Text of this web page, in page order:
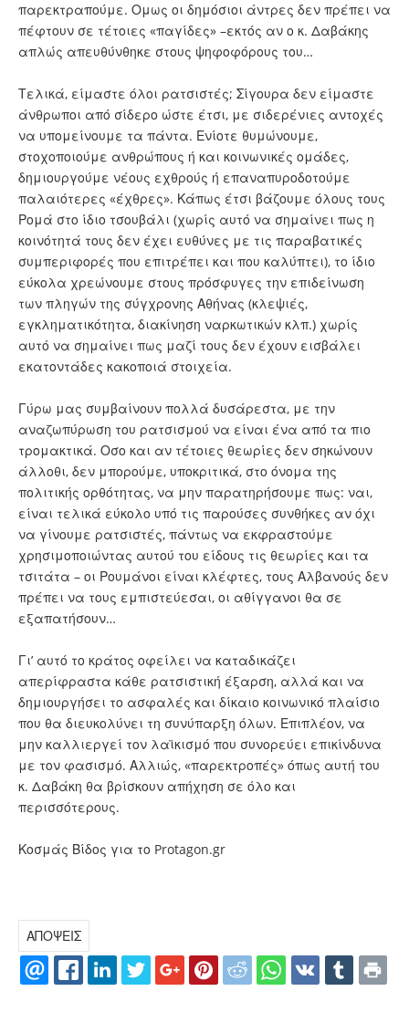
παρεκτραπούμε. Ομως οι δημόσιοι άντρες δεν πρέπει να
πέφτουν σε τέτοιες «παγίδες» –εκτός αν ο κ. Δαβάκης
απλώς απευθύνθηκε στους ψηφοφόρους του…
Τελικά, είμαστε όλοι ρατσιστές; Σίγουρα δεν είμαστε
άνθρωποι από σίδερο ώστε έτσι, με σιδερένιες αντοχές
να υπομείνουμε τα πάντα. Ενίοτε θυμώνουμε,
στοχοποιούμε ανθρώπους ή και κοινωνικές ομάδες,
δημιουργούμε νέους εχθρούς ή επαναπυροδοτούμε
παλαιότερες «έχθρες». Κάπως έτσι βάζουμε όλους τους
Ρομά στο ίδιο τσουβάλι (χωρίς αυτό να σημαίνει πως η
κοινότητά τους δεν έχει ευθύνες με τις παραβατικές
συμπεριφορές που επιτρέπει και που καλύπτει), το ίδιο
εύκολα χρεώνουμε στους πρόσφυγες την επιδείνωση
των πληγών της σύγχρονης Αθήνας (κλεψιές,
εγκληματικότητα, διακίνηση ναρκωτικών κλπ.) χωρίς
αυτό να σημαίνει πως μαζί τους δεν έχουν εισβάλει
εκατοντάδες κακοποιά στοιχεία.
Γύρω μας συμβαίνουν πολλά δυσάρεστα, με την
αναζωπύρωση του ρατσισμού να είναι ένα από τα πιο
τρομακτικά. Οσο και αν τέτοιες θεωρίες δεν σηκώνουν
άλλοθι, δεν μπορούμε, υποκριτικά, στο όνομα της
πολιτικής ορθότητας, να μην παρατηρήσουμε πως: ναι,
είναι τελικά εύκολο υπό τις παρούσες συνθήκες αν όχι
να γίνουμε ρατσιστές, πάντως να εκφραστούμε
χρησιμοποιώντας αυτού του είδους τις θεωρίες και τα
τσιτάτα – οι Ρουμάνοι είναι κλέφτες, τους Αλβανούς δεν
πρέπει να τους εμπιστεύεσαι, οι αθίγγανοι θα σε
εξαπατήσουν…
Γι’ αυτό το κράτος οφείλει να καταδικάζει
απερίφραστα κάθε ρατσιστική έξαρση, αλλά και να
δημιουργήσει το ασφαλές και δίκαιο κοινωνικό πλαίσιο
που θα διευκολύνει τη συνύπαρξη όλων. Επιπλέον, να
μην καλλιεργεί τον λαϊκισμό που συνορεύει επικίνδυνα
με τον φασισμό. Αλλιώς, «παρεκτροπές» όπως αυτή του
κ. Δαβάκη θα βρίσκουν απήχηση σε όλο και
περισσότερους.
Κοσμάς Βίδος για το Protagon.gr
ΑΠΟΨΕΙΣ